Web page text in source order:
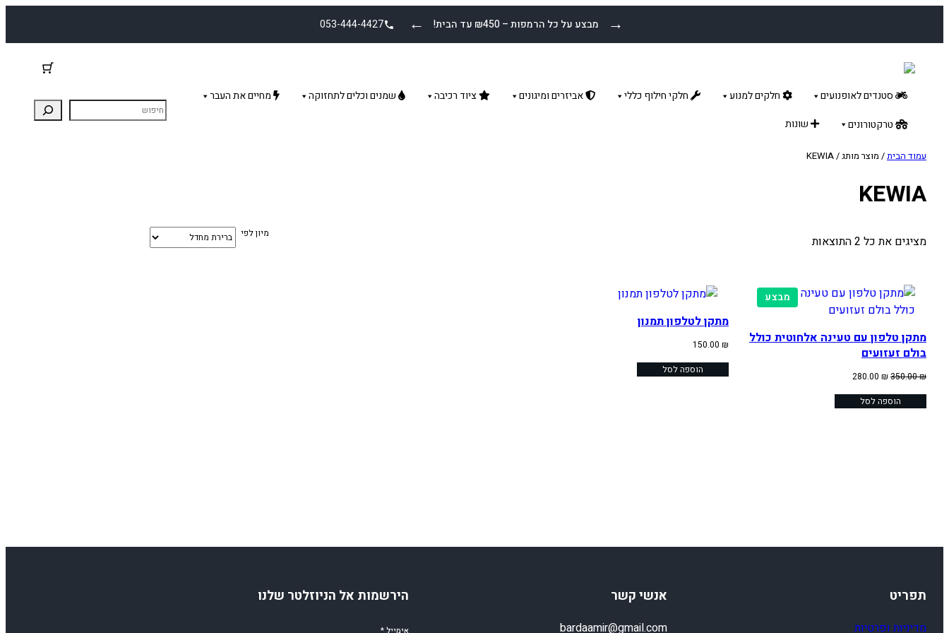
← מבצע על כל הרמפות – ₪450 עד הבית! →
053-444-4427
סטנדים לאופנועים חלקים למנוע חלקי חילוף כללי אביזרים ומיגונים ציוד רכיבה שמנים וכלים לתחזוקה
מחיים את העבר
טרקטורונים
שונות
עמוד הבית/ מוצר מותג / KEWIA
KEWIA
מציגים את כל ⁦2⁩ התוצאות מיון לפי
מבצע
במבצע
מתקן טלפון עם טעינה אלחוטית כולל
בולם זעזועים
350.00₪
המחיר
היה:
280.00 ₪
המחיר
הוספה לסל
מתקן לטלפון תמנון
150.00 ₪
הוספה לסל
תפריט
מדיניות ופרטיות
אנשי קשר
bardaamir@gmail.com
הירשמות אל הניוזלטר שלנו